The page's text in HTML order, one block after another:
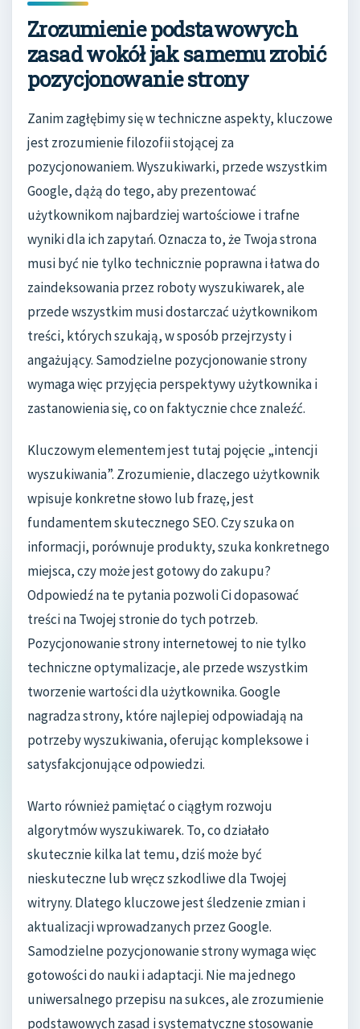
Zrozumienie podstawowych
zasad wokół jak samemu zrobić
pozycjonowanie strony
Zanim zagłębimy się w techniczne aspekty, kluczowe
jest zrozumienie filozofii stojącej za
pozycjonowaniem. Wyszukiwarki, przede wszystkim
Google, dążą do tego, aby prezentować
użytkownikom najbardziej wartościowe i trafne
wyniki dla ich zapytań. Oznacza to, że Twoja strona
musi być nie tylko technicznie poprawna i łatwa do
zaindeksowania przez roboty wyszukiwarek, ale
przede wszystkim musi dostarczać użytkownikom
treści, których szukają, w sposób przejrzysty i
angażujący. Samodzielne pozycjonowanie strony
wymaga więc przyjęcia perspektywy użytkownika i
zastanowienia się, co on faktycznie chce znaleźć.
Kluczowym elementem jest tutaj pojęcie „intencji
wyszukiwania”. Zrozumienie, dlaczego użytkownik
wpisuje konkretne słowo lub frazę, jest
fundamentem skutecznego SEO. Czy szuka on
informacji, porównuje produkty, szuka konkretnego
miejsca, czy może jest gotowy do zakupu?
Odpowiedź na te pytania pozwoli Ci dopasować
treści na Twojej stronie do tych potrzeb.
Pozycjonowanie strony internetowej to nie tylko
techniczne optymalizacje, ale przede wszystkim
tworzenie wartości dla użytkownika. Google
nagradza strony, które najlepiej odpowiadają na
potrzeby wyszukiwania, oferując kompleksowe i
satysfakcjonujące odpowiedzi.
Warto również pamiętać o ciągłym rozwoju
algorytmów wyszukiwarek. To, co działało
skutecznie kilka lat temu, dziś może być
nieskuteczne lub wręcz szkodliwe dla Twojej
witryny. Dlatego kluczowe jest śledzenie zmian i
aktualizacji wprowadzanych przez Google.
Samodzielne pozycjonowanie strony wymaga więc
gotowości do nauki i adaptacji. Nie ma jednego
uniwersalnego przepisu na sukces, ale zrozumienie
podstawowych zasad i systematyczne stosowanie